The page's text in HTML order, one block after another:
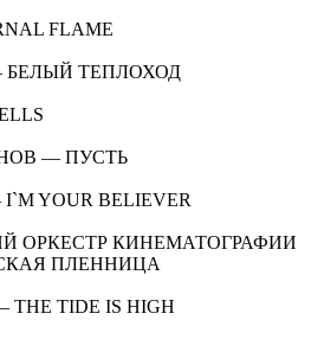
FLAME
ТЕПЛОХОД
— ПУСТЬ
YOUR BELIEVER
ОРКЕСТР КИНЕМАТОГРАФИИ
ПЛЕННИЦА
THE TIDE IS HIGH